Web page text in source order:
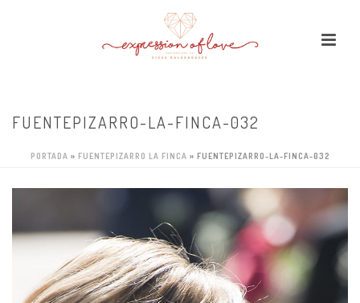
FUENTEPIZARRO-LA-FINCA-032
PORTADA » FUENTEPIZARRO LA FINCA » FUENTEPIZARRO-LA-FINCA-032